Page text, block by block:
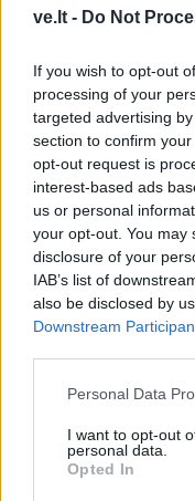
ve.lt - Do Not
If you wish to opt-out
processing of your
targeted advertising
section to confirm
opt-out request is
interest-based ads
us or personal
your opt-out. You may
disclosure of your
IAB’s list of
also be disclosed by
Downstream
Personal Data
I want to opt-out
personal data.
Opted In
Komentarai
Rašyti
Komentaras